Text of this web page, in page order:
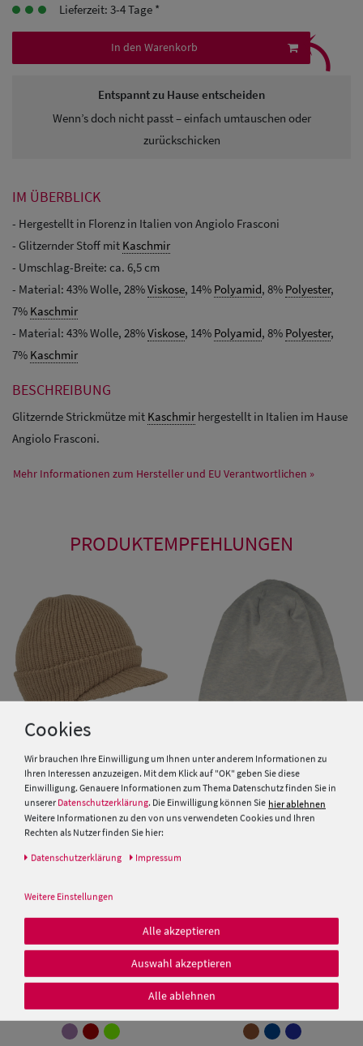
Herren UV-
Schutz Caps
Sonnenschilder
Herren
Snapback Caps
Lieferzeit: 3-4 Tage *
In den Warenkorb
Entspannt zu Hause entscheiden
Wenn’s doch nicht passt – einfach umtauschen oder
zurückschicken
⤹
IM ÜBERBLICK
- Hergestellt in Florenz in Italien von Angiolo Frasconi
- Glitzernder Stoff mit Kaschmir
- Umschlag-Breite: ca. 6,5 cm
- Material: 43% Wolle, 28%Viskose, 14% Polyamid, 8% Polyester,
7% Kaschmir
- Material: 43% Wolle, 28%Viskose, 14% Polyamid, 8% Polyester,
7% Kaschmir
BESCHREIBUNG
Glitzernde Strickmütze mit Kaschmir hergestellt in Italien im Hause
Angiolo Frasconi.
Mehr Informationen zum Hersteller und EU Verantwortlichen »
PRODUKTEMPFEHLUNGEN
Fiebig Schild-Strickmütze mit
Rippen-Design
9,95 €
Balke melierter Jersey Beanie
Strickmütze mit Rollrand
Cookies
Wir brauchen Ihre Einwilligung um Ihnen unter anderem Informationen zu
Ihren Interessen anzuzeigen. Mit dem Klick auf "OK" geben Sie diese
Einwilligung. Genauere Informationen zum Thema Datenschutz finden Sie in
unserer Datenschutzerklärung. Die Einwilligung können Sie hier ablehnen
Weitere Informationen zu den von uns verwendeten Cookies und Ihren
Rechten als Nutzer finden Sie hier:
Daten­schutz­erklärung Impressum
Weitere Einstellungen
Alle akzeptieren
Auswahl akzeptieren
Alle ablehnen